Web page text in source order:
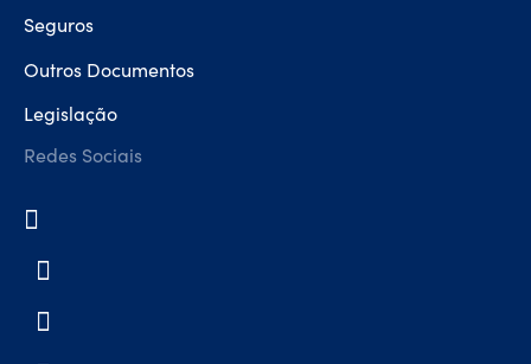
Seguros
Outros Documentos
Legislação
Redes Sociais